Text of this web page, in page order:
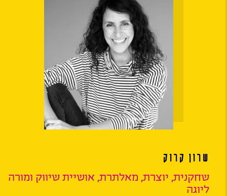
שרון קרוק
שחקנית, יוצרת, מאלתרת, אושיית שיווק ומורה
ליוגה